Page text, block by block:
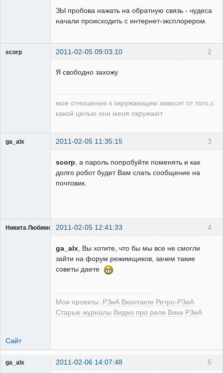
ЗЫ пробова нажать на обратную связь - чудеса
начали происходить с интернет-эксплорером.
2
scorp 2011-02-05 09:03:10
Я свободно захожу
мое отношение к окружающим зависит от того,с
какой целью они меня окружают
3
ga_alx 2011-02-05 11:35:15
scorp , а пароль попробуйте поменять и как
долго робот будет Вам слать сообщение на
почтовик.
4
Никита Любимов 2011-02-05 12:41:33
ga_alx , Вы хотите, что бы мы все не смогли
зайти на форум режимщиков, зачем такие
советы даете
Мои проекты: РЗиА Вконтакте Ретро-РЗиА
Старые журналы Видео про реле Вики РЗиА
Сайт
5
ga_alx 2011-02-06 14:07:48